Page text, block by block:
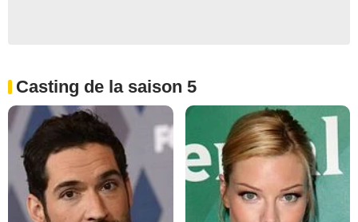
Casting de la saison 5